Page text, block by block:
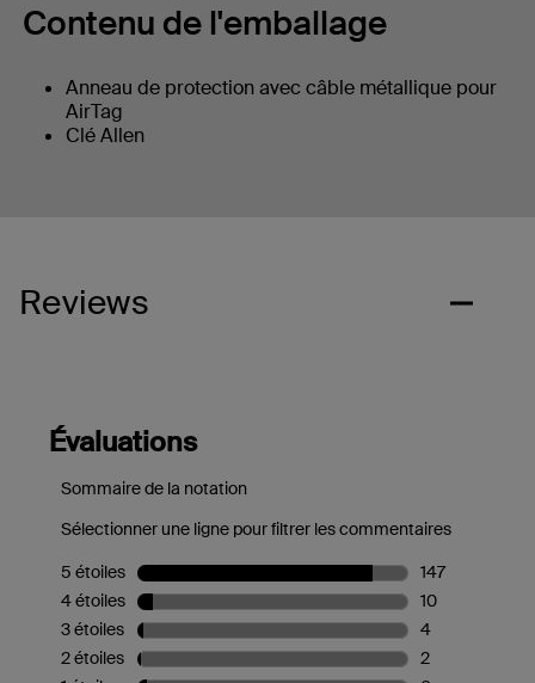
Contenu de l'emballage
Anneau de protection avec câble métallique pour
AirTag
Clé Allen
Reviews